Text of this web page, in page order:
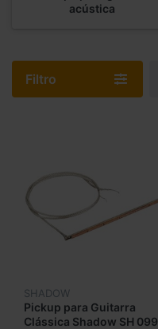
acústica
Filtro
SHADOW
Pickup para Guitarra
Clássica Shadow SH 099